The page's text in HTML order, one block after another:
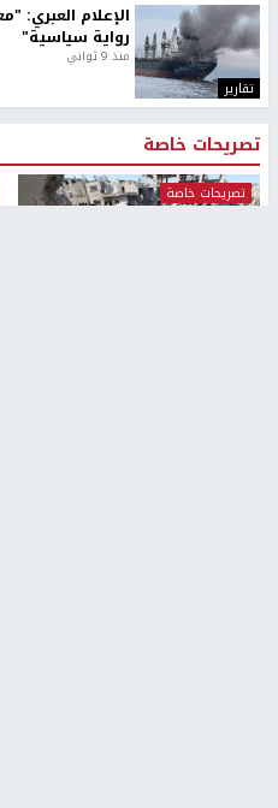
تقارير
الإعلام
رواية سياسية"
منذ 9 ثواني
تصريحات خاصة
تصريحات خاصة